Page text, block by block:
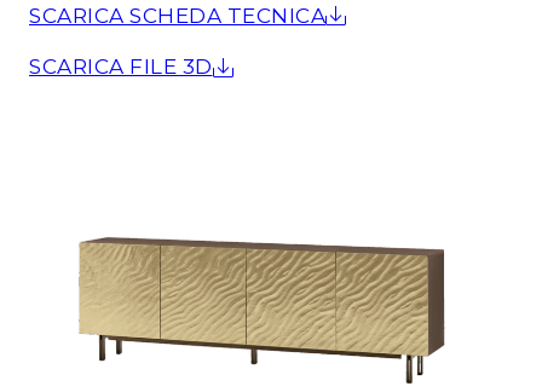
SCARICA SCHEDA TECNICA
SCARICA FILE 3D